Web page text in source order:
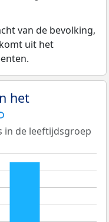
van de bevolking,
uit het
het
in de leeftijdsgroep